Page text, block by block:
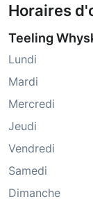
Horaires
Teeling
Lundi
Mardi
Mercredi
Jeudi
Vendredi
Samedi
Dimanche